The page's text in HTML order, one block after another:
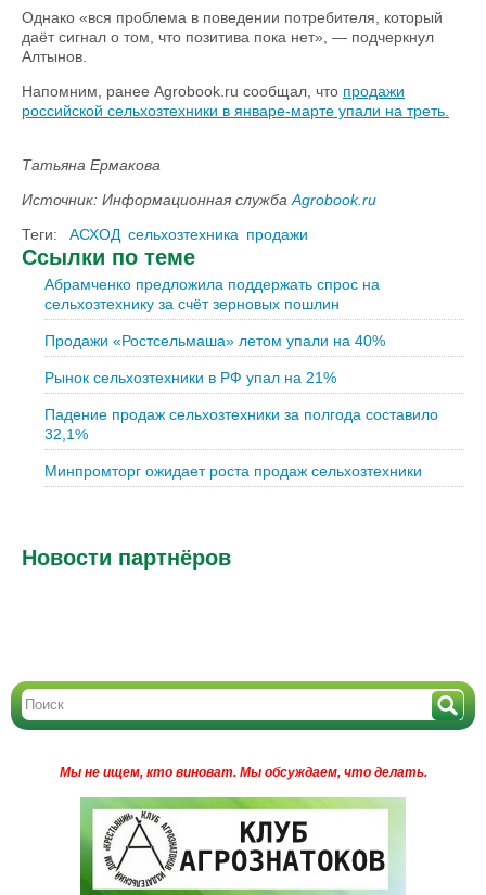
Однако «вся проблема в поведении потребителя, который
даёт сигнал о том, что позитива пока нет», — подчеркнул
Алтынов.
Напомним, ранее Agrobook.ru сообщал, что продажи
российской сельхозтехники в январе-марте упали на треть.
Татьяна Ермакова
Источник: Информационная служба Agrobook.ru
Теги:
АСХОД сельхозтехника продажи
Ссылки по теме
Абрамченко предложила поддержать спрос на
сельхозтехнику за счёт зерновых пошлин
Продажи «Ростсельмаша» летом упали на 40%
Рынок сельхозтехники в РФ упал на 21%
Падение продаж сельхозтехники за полгода составило
32,1%
Минпромторг ожидает роста продаж сельхозтехники
Новости партнёров
Мы не ищем, кто виноват. Мы обсуждаем, что делать.